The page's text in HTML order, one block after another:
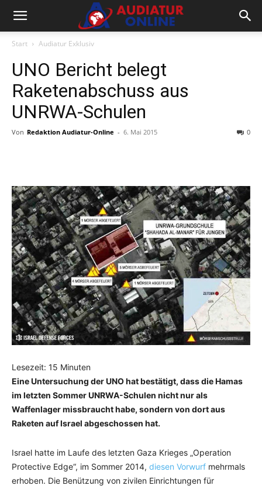
Start Audiatur Exklusiv
UNO Bericht belegt
Raketenabschuss aus
UNRWA-Schulen
Von Redaktion Audiatur-Online - 6. Mai 2015 0
Lesezeit: 15 Minuten
Eine Untersuchung der UNO hat bestätigt, dass die Hamas
im letzten Sommer UNRWA-Schulen nicht nur als
Waffenlager missbraucht habe, sondern von dort aus
Raketen auf Israel abgeschossen hat.
Israel hatte im Laufe des letzten Gaza Krieges „Operation
Protective Edge“, im Sommer 2014, diesen Vorwurf mehrmals
erhoben. Die Benützung von zivilen Einrichtungen für